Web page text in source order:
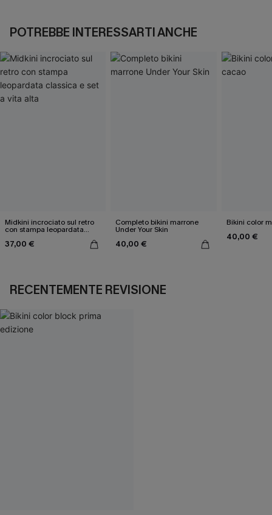
POTREBBE INTERESSARTI ANCHE
Midkini incrociato sul retro
con stampa leopardata
37,00 €
Completo bikini marrone
Under Your Skin
40,00 €
Bikini color
40,00 €
RECENTEMENTE REVISIONE